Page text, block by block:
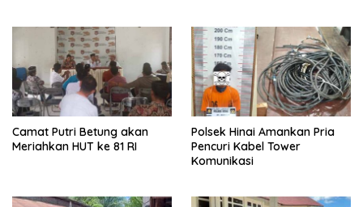
Camat Putri Betung akan
Meriahkan HUT ke 81 RI
Polsek Hinai Amankan Pria
Pencuri Kabel Tower
Komunikasi